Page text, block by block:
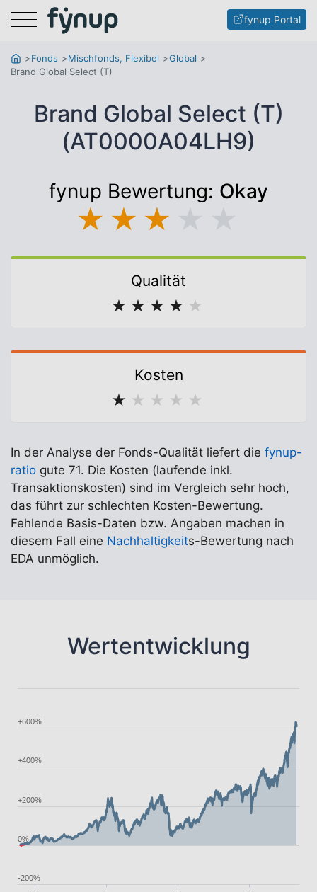
Menu fynup Portal
Fonds Mischfonds, Flexibel
Global
Brand Global Select (T)
Brand Global Select (T)
(AT0000A04LH9)
fynup Bewertung: Okay
★ ★ ★
Qualität
★ ★ ★ ★ ★
Kosten
★ ★ ★ ★ ★
In der Analyse der Fonds-Qualität liefert die fynup-
ratio gute 71. Die Kosten (laufende inkl.
Transaktionskosten) sind im Vergleich sehr hoch,
das führt zur schlechten Kosten-Bewertung.
Fehlende Basis-Daten bzw. Angaben machen in
diesem Fall eine Nachhaltigkeits-Bewertung nach
EDA unmöglich.
Wertentwicklung
-200%
0%
+200%
+400%
+600%